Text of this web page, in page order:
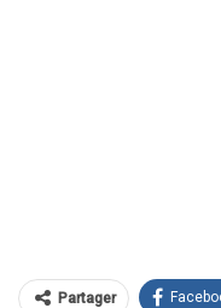
Partager